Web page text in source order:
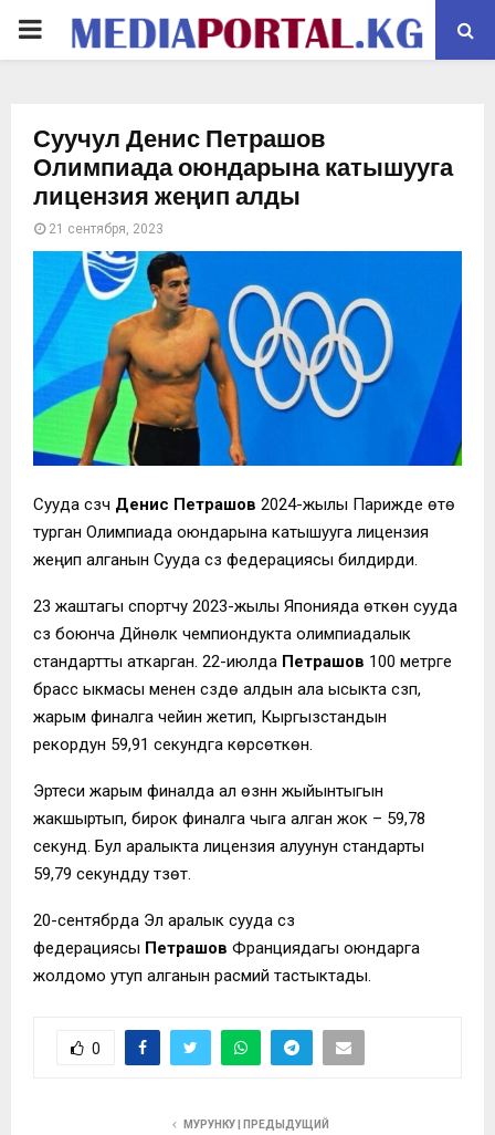
PRIMARY
Суучул Денис Петрашов
Олимпиада оюндарына катышууга
лицензия жеңип алды
21 сентября, 2023
Сууда сүзүүчү Денис Петрашов 2024-жылы Парижде өтө
турган Олимпиада оюндарына катышууга лицензия
жеңип алганын Сууда сүзүү федерациясы билдирди.
23 жаштагы спортчу 2023-жылы Японияда өткөн сууда
сүзүү боюнча Дүйнөлүк чемпиондукта олимпиадалык
стандартты аткарган. 22-июлда Петрашов 100 метрге
брасс ыкмасы менен сүзүүдө алдын ала ысыкта сүзүп,
жарым финалга чейин жетип, Кыргызстандын
рекордун 59,91 секундга көрсөткөн.
Эртеси жарым финалда ал өзүнүн жыйынтыгын
жакшыртып, бирок финалга чыга алган жок – 59,78
секунд. Бул аралыкта лицензия алуунун стандарты
59,79 секундду түзөт.
20-сентябрда Эл аралык сууда сүзүү
федерациясы Петрашов Франциядагы оюндарга
жолдомо утуп алганын расмий тастыктады.
0
МУРУНКУ | ПРЕДЫДУЩИЙ